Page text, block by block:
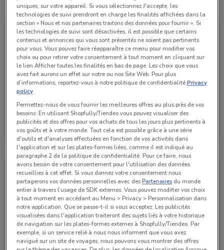
Bihr
Valable jusqu'au 31/12
uniques, sur votre appareil. Si vous sélectionnez J'accepte, les
technologies de suivi prendront en charge les finalités affichées dans la
section « Nous et nos partenaires traitons des données pour fournir ». Si
les technologies de suivi sont désactivées, il est possible que certains
contenus et annonces qui vous sont présentés ne soient pas pertinents
pour vous. Vous pouvez faire réapparaître ce menu pour modifier vos
choix ou pour retirer votre consentement à tout moment en cliquant sur
le lien Afficher toutes les finalités en bas de page. Les choix que vous
avez fait aurons un effet sur notre ou nos Site Web. Pour plus
d’informations, reportez-vous à notre politique de confidentialité.Privacy
policy
Permettez-nous de vous fournir les meilleures offres au plus près de vos
besoins: En utilisant Shopfully/Tiendeo vous pouvez visualiser des
publicités et des offres pour vos achats de tous les jours plus pertinents à
vos goûts et à votre monde. Tout cela est possible grâce à une série
d'outils et d'analyses effectuées en fonction de vos activités dans
l'application et sur les plates-formes liées, comme il est indiqué au
paragraphe 2 de la politique de confidentialité. Pour ce faire, nous
avons besoin de votre consentement pour l'utilisation des données
recueillies à cet effet. Si vous donnez votre consentement nous
partagerons vos données personnelles avec desPartenaires du monde
entier à travers l’usage de SDK externes. Vous pouvez modifier vos choix
à tout moment en accédant au Menu > Privacy > Personnalisation dans
notre application. Que se passe-t-il si vous acceptez: Les publicités
visualisées dans l'application traiteront des sujets liés à votre historique
de navigation sur les plates-formes externes à Shopfully/Tiendeo. Par
exemple, si un service relié à nous nous informent que vous avez
navigué sur un site de voyages, nous pouvons vous montrer des offres